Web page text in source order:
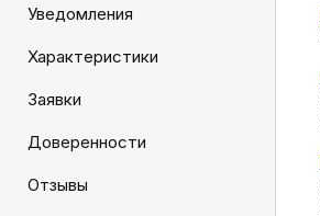
Уведомления
Характеристики
Заявки
Доверенности
Отзывы